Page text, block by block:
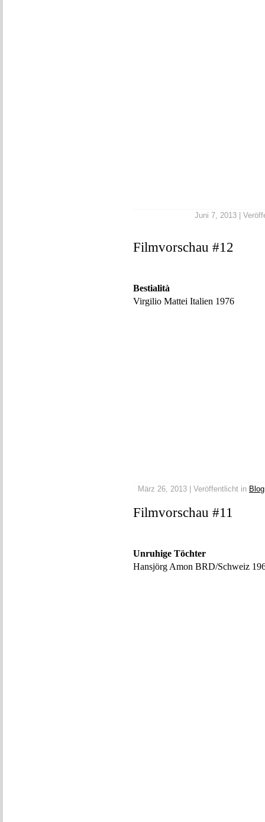
Juni 7, 2013 |
Filmvorschau #12
Bestialità
Virgilio Mattei Italien 1976
März 26, 2013 | Veröffentlicht in Blog
Filmvorschau #11
Unruhige Töchter
Hansjörg Amon BRD/Schweiz